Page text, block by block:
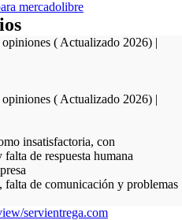
mercadolibre
insatisfactoria, con
de respuesta humana
falta de comunicación y problemas
servientrega.com